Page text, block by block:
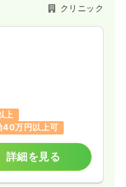
クリニック
上
40万円以上可
詳細を見る